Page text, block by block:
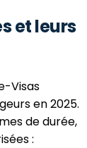
et leurs
Visas
en 2025.
de durée,
: